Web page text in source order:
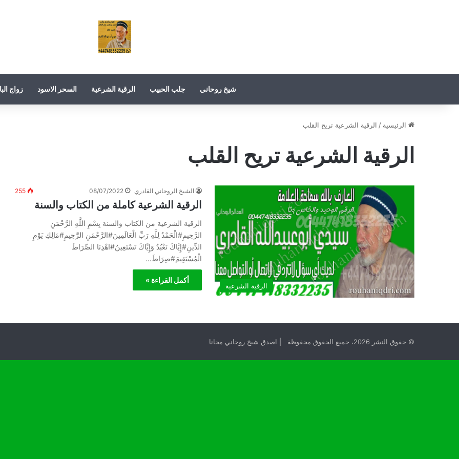
شيخ روحاني جلب الحبيب الرقية الشرعية السحر الاسود زواج
الرئيسية / الرقية الشرعية تريح القلب
الرقية الشرعية تريح القلب
الرقية الشرعية
الشيخ الروحاني القادري 08/07/2022
255
الرقية الشرعية كاملة من الكتاب والسنة
الرقية الشرعية من الكتاب والسنة بِسْمِ اللَّهِ الرَّحْمَنِ
الرَّحِيمِ#الْحَمْدُ لِلَّهِ رَبِّ الْعَالَمِينَ#الرَّحْمَنِ الرَّحِيمِ#مَالِكِ يَوْمِ
الدِّينِ#إِيَّاكَ نَعْبُدُ وَإِيَّاكَ نَسْتَعِينُ#اهْدِنَا الصِّرَاطَ
الْمُسْتَقِيمَ#صِرَاطَ…
أكمل القراءة »
© حقوق النشر 2026، جميع الحقوق محفوظة | اصدق شيخ روحاني مجانا